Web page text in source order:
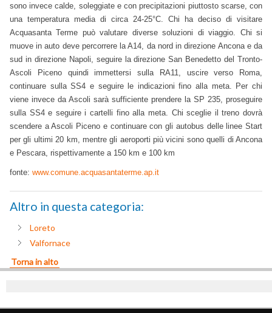
sono invece calde, soleggiate e con precipitazioni piuttosto scarse, con
una temperatura media di circa 24-25°C. Chi ha deciso di visitare
Acquasanta Terme può valutare diverse soluzioni di viaggio. Chi si
muove in auto deve percorrere la A14, da nord in direzione Ancona e da
sud in direzione Napoli, seguire la direzione San Benedetto del Tronto-
Ascoli Piceno quindi immettersi sulla RA11, uscire verso Roma,
continuare sulla SS4 e seguire le indicazioni fino alla meta. Per chi
viene invece da Ascoli sarà sufficiente prendere la SP 235, proseguire
sulla SS4 e seguire i cartelli fino alla meta. Chi sceglie il treno dovrà
scendere a Ascoli Piceno e continuare con gli autobus delle linee Start
per gli ultimi 20 km, mentre gli aeroporti più vicini sono quelli di Ancona
e Pescara, rispettivamente a 150 km e 100 km
fonte: www.comune.acquasantaterme.ap.it
Altro in questa categoria:
Loreto
Valfornace
Torna in alto